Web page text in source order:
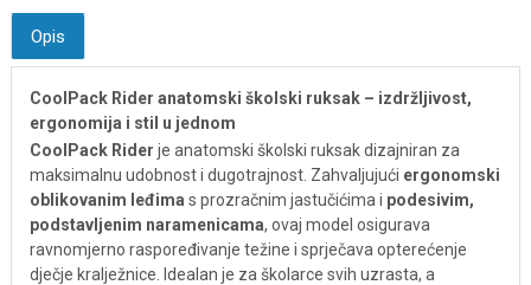
Opis
CoolPack Rider anatomski školski ruksak – izdržljivost,
ergonomija i stil u jednom
CoolPack Rider je anatomski školski ruksak dizajniran za
maksimalnu udobnost i dugotrajnost. Zahvaljujući ergonomski
oblikovanim leđima s prozračnim jastučićima i podesivim,
podstavljenim naramenicama, ovaj model osigurava
ravnomjerno raspoređivanje težine i sprječava opterećenje
dječje kralježnice. Idealan je za školarce svih uzrasta, a